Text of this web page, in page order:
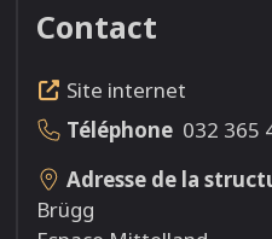
Contact
Site internet
Téléphone 032 365
Adresse de la
Brügg